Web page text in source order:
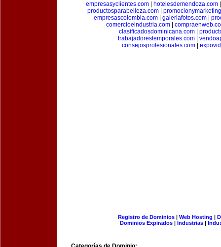
empresasyclientes.com
hotelesdemendoza.com
productosparabelleza.com
empresascolombia.com
galeriafotos.com
comercioeindustria.com|
clasificadosdominicana.com
trabajadorestemporales.com
consejosprofesionales.com
Registro de Dominios| Web Hosting |
Dominios Expirados | Industrias |